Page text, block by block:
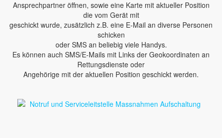
Ansprechpartner öffnen, sowie eine Karte mit aktueller Position
die vom Gerät mit
geschickt wurde, zusätzlich z.B. eine E-Mail an diverse Personen
schicken
oder SMS an beliebig viele Handys.
Es können auch SMS/E-Mails mit Links der Geokoordinaten an
Rettungsdienste oder
Angehörige mit der aktuellen Position geschickt werden.